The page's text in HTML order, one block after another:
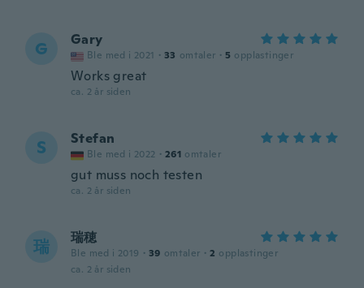
G Gary
Ble med i 2021 · 33 omtaler · 5 opplastinger
Works great
ca. 2 år siden
S Stefan
Ble med i 2022 · 261 omtaler
gut muss noch testen
ca. 2 år siden
瑞 瑞穂
Ble med i 2019 · 39 omtaler · 2 opplastinger
ca. 2 år siden